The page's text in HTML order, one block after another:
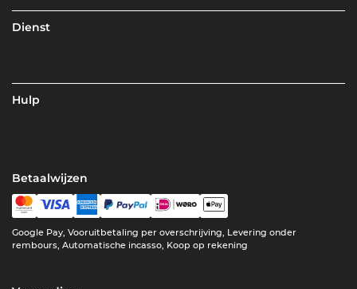
Dienst
Hulp
Betaalwijzen
Google Pay, Vooruitbetaling per overschrijving, Levering onder
rembours, Automatische incasso, Koop op rekening